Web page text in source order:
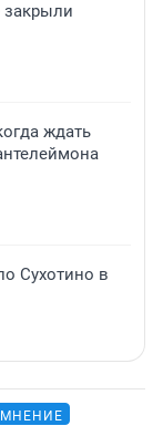
ждать
Сухотино в
МНЕНИЕ